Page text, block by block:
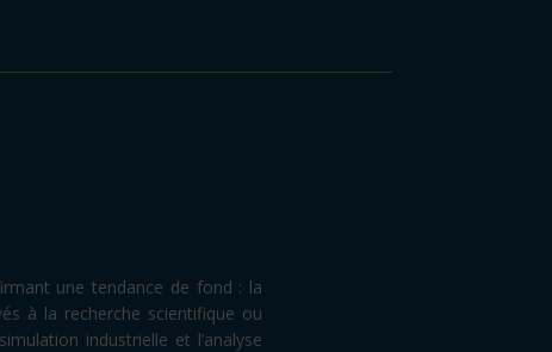
une tendance de fond : la
à la recherche scientifique ou
industrielle et l’analyse